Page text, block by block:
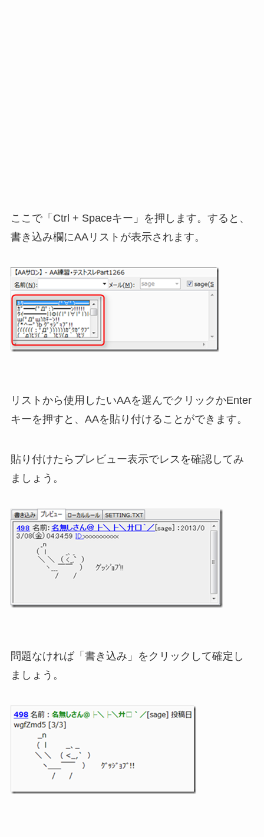
ここで「Ctrl + Spaceキー」を押します。すると、
書き込み欄にAAリストが表示されます。
リストから使用したいAAを選んでクリックかEnter
キーを押すと、AAを貼り付けることができます。
貼り付けたらプレビュー表示でレスを確認してみ
ましょう。
問題なければ「書き込み」をクリックして確定し
ましょう。